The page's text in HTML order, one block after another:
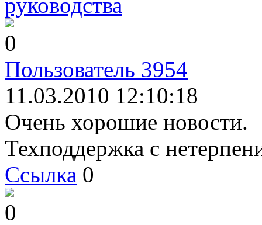
0
Пользователь 3954
11.03.2010 12:10:18
Очень хорошие новости.
Техподдержка с
Ссылка 0
0